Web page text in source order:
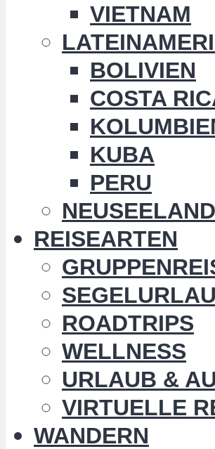
VIETNAM
BOLIVIEN
COSTA
KUBA
PERU
NEUSEELAND
REISEARTEN
ROADTRIPS
WELLNESS
URLAUB &
VIRTUELLE
WANDERN